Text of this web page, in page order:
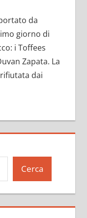
da
giorno di
i Toffees
Zapata. La
dai
Cerca